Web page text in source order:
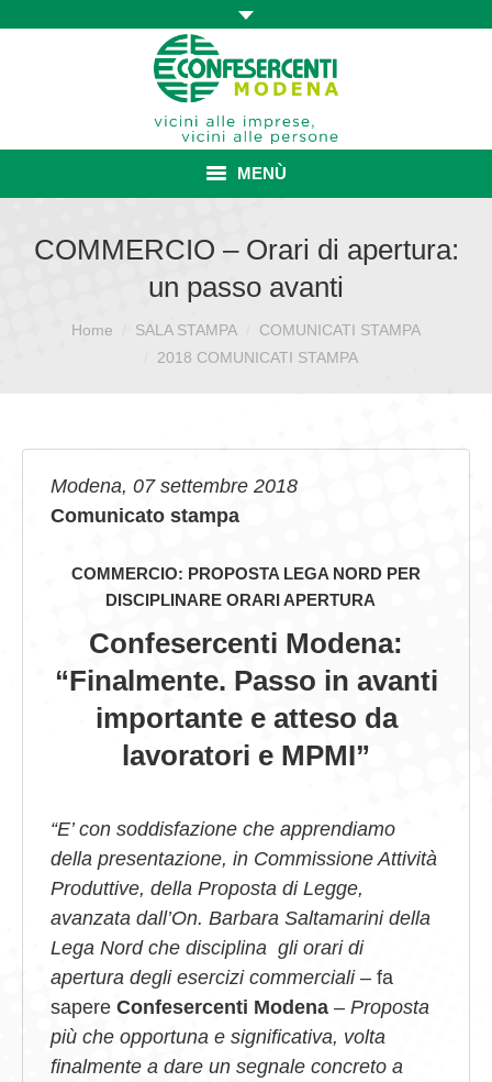
MENÙ
ASSOCIAZIONE
ISCRIZIONE E VANTAGGI
SERVIZI
GIOVEDÌ GASTRONOMICI
COMUNICATI E NEWS
CONTATTI
COMMERCIO – Orari di apertura:
un passo avanti
Sei qui:Home SALA STAMPA
COMUNICATI STAMPA
2018 COMUNICATI STAMPA
Modena, 07 settembre 2018
Comunicato stampa
COMMERCIO: PROPOSTA LEGA NORD PER
DISCIPLINARE ORARI APERTURA
Confesercenti Modena:
“Finalmente. Passo in avanti
importante e atteso da
lavoratori e MPMI”
“E’ con soddisfazione che apprendiamo
della presentazione, in Commissione Attività
Produttive, della Proposta di Legge,
avanzata dall’On. Barbara Saltamarini della
Lega Nord che disciplina gli orari di
apertura degli esercizi commerciali – fa
sapere Confesercenti Modena – Proposta
più che opportuna e significativa, volta
finalmente a dare un segnale concreto a